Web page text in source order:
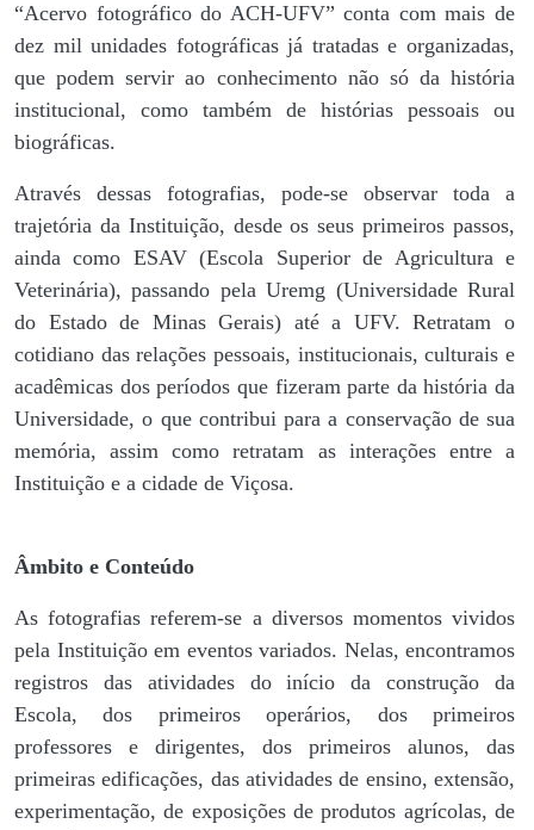
“Acervo fotográfico do ACH-UFV” conta com mais de
dez mil unidades fotográficas já tratadas e organizadas,
que podem servir ao conhecimento não só da história
institucional, como também de histórias pessoais ou
biográficas.
Através dessas fotografias, pode-se observar toda a
trajetória da Instituição, desde os seus primeiros passos,
ainda como ESAV (Escola Superior de Agricultura e
Veterinária), passando pela Uremg (Universidade Rural
do Estado de Minas Gerais) até a UFV. Retratam o
cotidiano das relações pessoais, institucionais, culturais e
acadêmicas dos períodos que fizeram parte da história da
Universidade, o que contribui para a conservação de sua
memória, assim como retratam as interações entre a
Instituição e a cidade de Viçosa.
Âmbito e Conteúdo
As fotografias referem-se a diversos momentos vividos
pela Instituição em eventos variados. Nelas, encontramos
registros das atividades do início da construção da
Escola, dos primeiros operários, dos primeiros
professores e dirigentes, ​dos primeiros alunos, das
primeiras edificações, das atividades de ensino, extensão,
experimentação, de exposições de produtos agrícolas, de